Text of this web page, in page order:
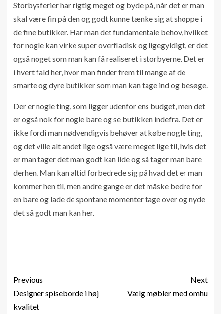
Storbysferier har rigtig meget og byde på, når det er man
skal være fin på den og godt kunne tænke sig at shoppe i
de fine butikker. Har man det fundamentale behov, hvilket
for nogle kan virke super overfladisk og ligegyldigt, er det
også noget som man kan få realiseret i storbyerne. Det er
i hvert fald her, hvor man finder frem til mange af de
smarte og dyre butikker som man kan tage ind og besøge.
Der er nogle ting, som ligger udenfor ens budget, men det
er også nok for nogle bare og se butikken indefra. Det er
ikke fordi man nødvendigvis behøver at købe nogle ting,
og det ville alt andet lige også være meget lige til, hvis det
er man tager det man godt kan lide og så tager man bare
derhen. Man kan altid forbedrede sig på hvad det er man
kommer hen til, men andre gange er det måske bedre for
en bare og lade de spontane momenter tage over og nyde
det så godt man kan her.
Previous
Designer spiseborde i høj
kvalitet
Next
Vælg møbler med omhu